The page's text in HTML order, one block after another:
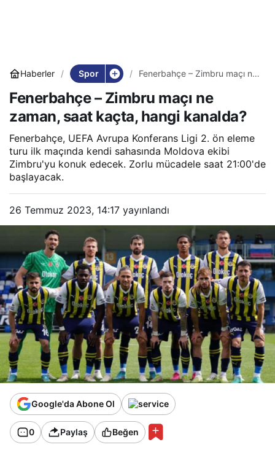
Haberler Spor
Fenerbahçe – Zimbru maçı ne
kanalda?
Fenerbahçe – Zimbru maçı ne
zaman, saat kaçta, hangi kanalda?
Fenerbahçe, UEFA Avrupa Konferans Ligi 2. ön eleme
turu ilk maçında kendi sahasında Moldova ekibi
Zimbru'yu konuk edecek. Zorlu mücadele saat 21:00'de
başlayacak.
26 Temmuz 2023, 14:17 yayınlandı
Google'da Abone Ol
0 Paylaş Beğen